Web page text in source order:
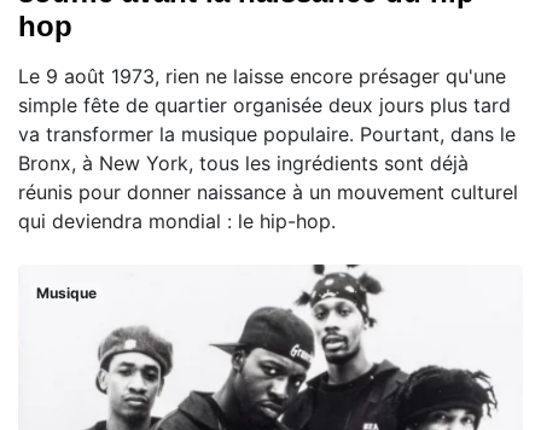
hop
Le 9 août 1973, rien ne laisse encore présager qu'une
simple fête de quartier organisée deux jours plus tard
va transformer la musique populaire. Pourtant, dans le
Bronx, à New York, tous les ingrédients sont déjà
réunis pour donner naissance à un mouvement culturel
qui deviendra mondial : le hip-hop.
Musique